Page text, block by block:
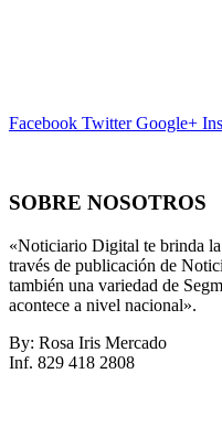
Facebook Twitter Google+
SOBRE NOSOTROS
«Noticiario Digital te brinda
través de publicación de
también una variedad de
acontece a nivel nacional».
By: Rosa Iris Mercado
Inf. 829 418 2808